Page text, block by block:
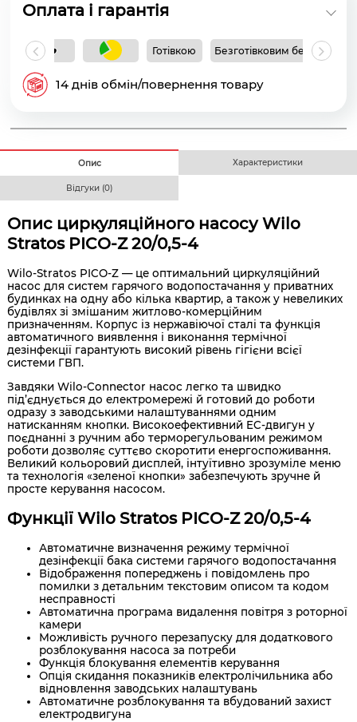
Оплата і гарантія
Готівкою Безготівковим без ПДВ
14 днів обмін/повернення товару
Опис Характеристики
Відгуки (0)
Опис циркуляційного насосу Wilo
Stratos PICO-Z 20/0,5-4
Wilo-Stratos PICO-Z — це оптимальний циркуляційний
насос для систем гарячого водопостачання у приватних
будинках на одну або кілька квартир, а також у невеликих
будівлях зі змішаним житлово-комерційним
призначенням. Корпус із нержавіючої сталі та функція
автоматичного виявлення і виконання термічної
дезінфекції гарантують високий рівень гігієни всієї
системи ГВП.
Завдяки Wilo-Connector насос легко та швидко
під’єднується до електромережі й готовий до роботи
одразу з заводськими налаштуваннями одним
натисканням кнопки. Високоефективний EC-двигун у
поєднанні з ручним або терморегульованим режимом
роботи дозволяє суттєво скоротити енергоспоживання.
Великий кольоровий дисплей, інтуїтивно зрозуміле меню
та технологія «зеленої кнопки» забезпечують зручне й
просте керування насосом.
Функції Wilo Stratos PICO-Z 20/0,5-4
Автоматичне визначення режиму термічної
дезінфекції бака системи гарячого водопостачання
Відображення попереджень і повідомлень про
помилки з детальним текстовим описом та кодом
несправності
Автоматична програма видалення повітря з роторної
камери
Можливість ручного перезапуску для додаткового
розблокування насоса за потреби
Функція блокування елементів керування
Опція скидання показників електролічильника або
відновлення заводських налаштувань
Автоматичне розблокування та вбудований захист
електродвигуна